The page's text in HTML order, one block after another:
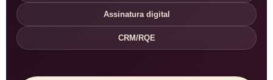
Assinatura digital
CRM/RQE